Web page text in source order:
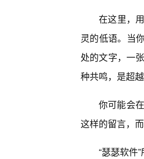
在这里，
灵的低语。当
处的文字，一
种共鸣，是超
你可能会
这样的留言，
“瑟瑟软件